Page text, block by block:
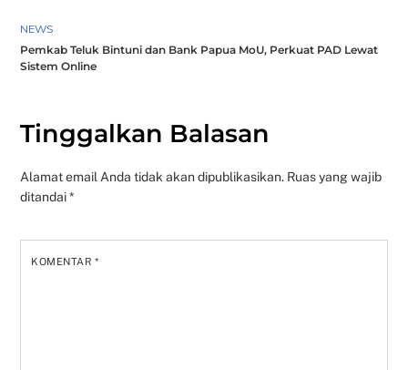
NEWS
Pemkab Teluk Bintuni dan Bank Papua MoU, Perkuat PAD Lewat
Sistem Online
Tinggalkan Balasan
Alamat email Anda tidak akan dipublikasikan. Ruas yang wajib
ditandai*
KOMENTAR*